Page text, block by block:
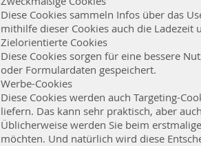
Diese Cookies sammeln Infos über das
mithilfe dieser Cookies auch die Ladezeit
Zielorientierte Cookies
Diese Cookies sorgen für eine bessere
oder Formulardaten gespeichert.
Werbe-Cookies
Diese Cookies werden auch Targeting-
liefern. Das kann sehr praktisch, aber
Üblicherweise werden Sie beim
möchten. Und natürlich wird diese